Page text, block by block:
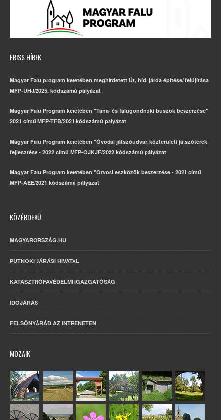
FRISS HÍREK
Magyar Falu program keretében meghirdetett Út, híd, járda építése/ felújítása
MFP-UHJ/2025. kódszámú pályázat
Magyar Falu Program keretében "Tana- és falugondnoki buszok beszerzése"
2021 című MFP-TFB/2021 kódszámú pályázat
Magyar Falu Program keretében "Óvodai játszóudvar, közterületi játszóterek
fejlesztése - 2022 című MFP-OJKJF/2022 kódszámú pályázat
Magyar Falu Program keretében "Orvosi eszközök beszerzése - 2021 című
MFP-AEE/2021 kódszámú pályázat
KÖZÉRDEKŰ
MAGYARORSZÁG.HU
PUTNOKI JÁRÁSI HIVATAL
KATASZTRÓFAVÉDELMI IGAZGATÓSÁG
IDŐJÁRÁS
FELSŐNYÁRÁD AZ INTRENETEN
MOZAIK